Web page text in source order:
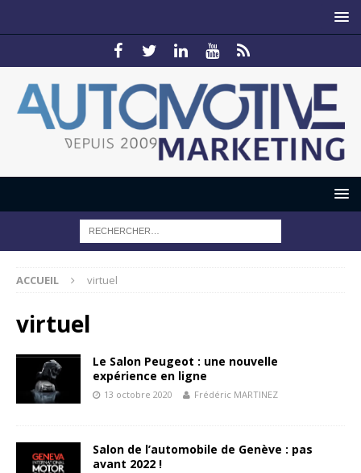
ACCUEIL virtuel
virtuel
Le Salon Peugeot : une nouvelle
expérience en ligne
13 octobre 2020 Frédéric MARTINEZ
Salon de l’automobile de Genève : pas
avant 2022 !